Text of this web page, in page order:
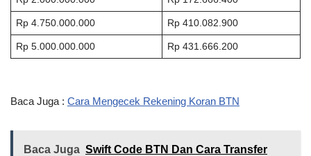
Rp 4.750.000.000 Rp 410.082.900
Rp 5.000.000.000 Rp 431.666.200
Baca Juga : Cara Mengecek Rekening Koran BTN
Baca Juga Swift Code BTN Dan Cara Transfer